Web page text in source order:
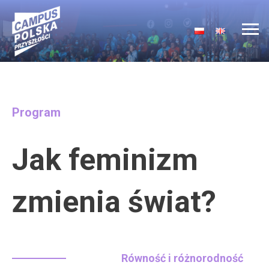
Main Navigation
Program
Jak feminizm
zmienia świat?
Równość i różnorodność